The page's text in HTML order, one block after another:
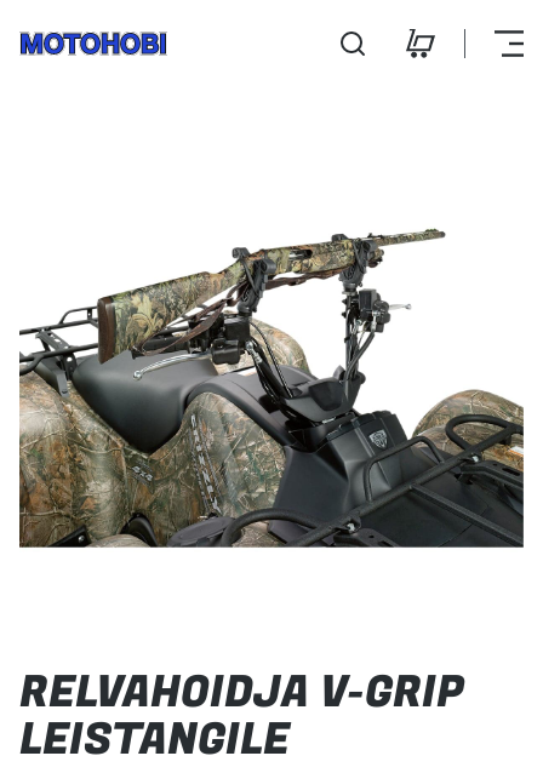
Kontakt
E-R 9:00 - 18:00
L 10:00 - 14:00
RELVAHOIDJA V-GRIP
LEISTANGILE